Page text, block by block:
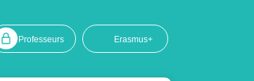
Professeurs Erasmus+